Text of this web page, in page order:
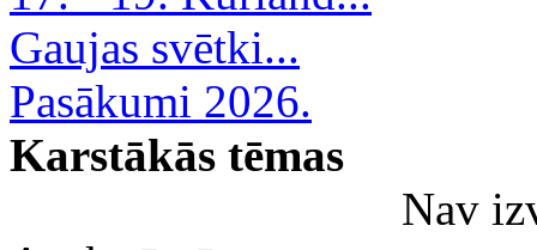
Gaujas svētki...
Pasākumi 2026.
Karstākās tēmas
Nav